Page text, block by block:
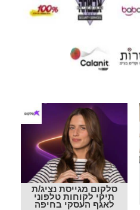
סלקום מגייסת נציג/ת
תיקי לקוחות טלפוני
לאגף העסקי בחיפה